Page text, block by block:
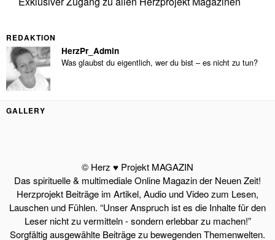
REDAKTION
HerzPr_Admin
Was glaubst du eigentlich, wer du bist – es nicht zu tun?
GALLERY
© Herz ♥ Projekt MAGAZIN
Das spirituelle & multimediale Online Magazin der Neuen Zeit!
Herzprojekt Beiträge im Artikel, Audio und Video zum Lesen,
Lauschen und Fühlen. “Unser Anspruch ist es die Inhalte für den
Leser nicht zu vermitteln - sondern erlebbar zu machen!”
Sorgfältig ausgewählte Beiträge zu bewegenden Themenwelten.